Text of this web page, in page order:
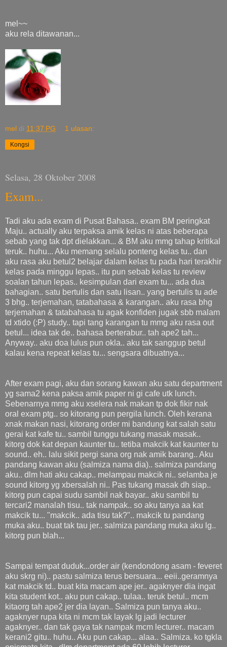
mel~~
aku rela ditawanan...
mel di 11:37 PG 1 ulasan:
Kongsi
Selasa, 28 Oktober 2008
Exam...
Tadi aku ada exam di Pusat Bahasa.. exam BM peringkat
Maju.. actually aku terpaksa amik kelas ni atas beberapa
sebab yang tak dpt dielakkan... & BM aku mmg tahap kritikal
teruk.. huhu... Aku memang selalu ponteng kelas tu.. dan
aku rasa aku betul2 belajar dalam kelas tu pada hari terakhir
kelas pada minggu lepas.. itu pun sebab kelas tu review
soalan tahun lepas.. kesimpulan dari exam tu... ada dua
bahagian.. satu bertulis dan satu lisan.. yang bertulis tu ade
3 bhg.. terjemahan, tatabahasa & karangan.. aku rasa bhg
terjemahan & tatabahasa tu agak konfiden jugak sbb malam
td xtido (:P) study.. tapi tang karangan tu mmg aku rasa out
betul... idea tak de.. bahasa berterabur.. tah ape2 tah...
Anyway.. aku doa lulus pun okla.. aku tak sanggup betul
kalau kena repeat kelas tu... sengsara dibuatnya...
After exam pagi, aku dan sorang kawan aku satu department
yg sama2 kena paksa amik paper ni gi cafe utk lunch.
Sebenarnya mmg aku xselera nak makan tp dok fikir nak
oral exam ptg.. so kitorang pun pergila lunch. Oleh kerana
xnak makan nasi, kitorang order mi bandung kat salah satu
gerai kat kafe tu.. sambil tunggu tukang masak masak..
kitorg dok kat depan kaunter tu.. tetiba makcik kat kaunter tu
sound.. eh.. lalu sikit pergi sana org nak amik barang.. Aku
pandang kawan aku (salmiza nama dia).. salmiza pandang
aku.. dlm hati aku cakap.. melampau makcik ni.. selamba je
sound kitorg yg xbersalah ni.. Pas tukang masak dh siap..
kitorg pun capai sudu sambil nak bayar.. aku sambil tu
tercari2 manalah tisu.. tak nampak.. so aku tanya aa kat
makcik tu... "makcik.. ada tisu tak?".. makcik tu pandang
muka aku.. buat tak tau jer.. salmiza pandang muka aku lg..
kitorg pun blah...
Sampai tempat duduk...order air (kendondong asam - feveret
aku skrg ni).. pastu salmiza terus bersuara... eeii..geramnya
kat makcik td.. buat kita macam ape jer.. agaknyer dia ingat
kita student kot.. aku pun cakap.. tulaa.. teruk betul.. mcm
kitaorg tah ape2 jer dia layan.. Salmiza pun tanya aku..
agaknyer rupa kita ni mcm tak layak lg jadi lecturer
agaknyer.. dan tak gaya tak nampak mcm lecturer.. macam
kerani2 gitu.. huhu.. Aku pun cakap... alaa.. Salmiza. ko tgkla